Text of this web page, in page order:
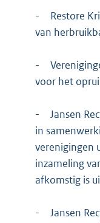
-
Restore
van
-
voor het
-
Jansen
in
verenigingen
inzameling
afkomstig is
-
Jansen